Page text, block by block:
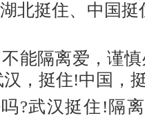
挺住、中国挺
隔离爱，谨慎
，挺住!中国，
武汉挺住!隔离